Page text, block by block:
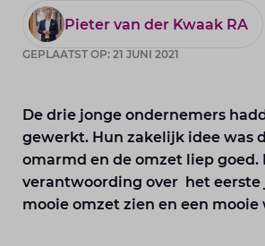
Pieter van der Kwaak RA
GEPLAATST OP: 21 JUNI 2021
De drie jonge ondernemers
gewerkt. Hun zakelijk idee was
omarmd en de omzet liep goed.
verantwoording over het eerste
mooie omzet zien en een mooie